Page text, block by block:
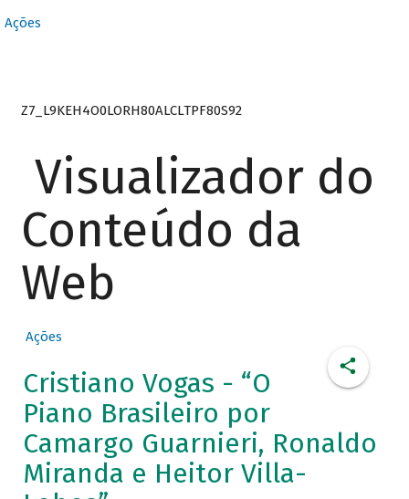
Ações
Z7_L9KEH4O0LORH80ALCLTPF80S92
Visualizador do
Conteúdo da
Web
Ações
Cristiano Vogas - “O
Piano Brasileiro por
Camargo Guarnieri, Ronaldo
Miranda e Heitor Villa-